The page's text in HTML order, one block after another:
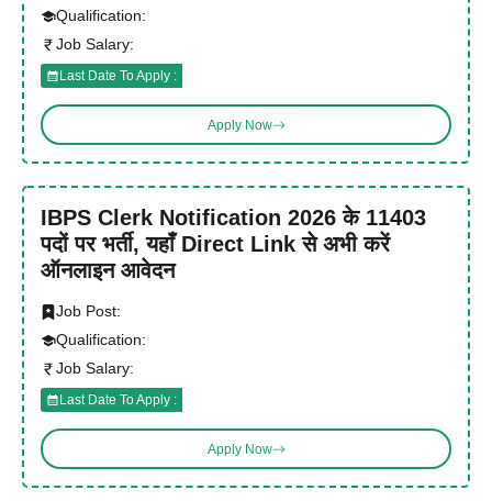
Qualification:
Job Salary:
Last Date To Apply :
Apply Now
IBPS Clerk Notification 2026 के 11403
पदों पर भर्ती, यहाँ Direct Link से अभी करें
ऑनलाइन आवेदन
Job Post:
Qualification:
Job Salary:
Last Date To Apply :
Apply Now